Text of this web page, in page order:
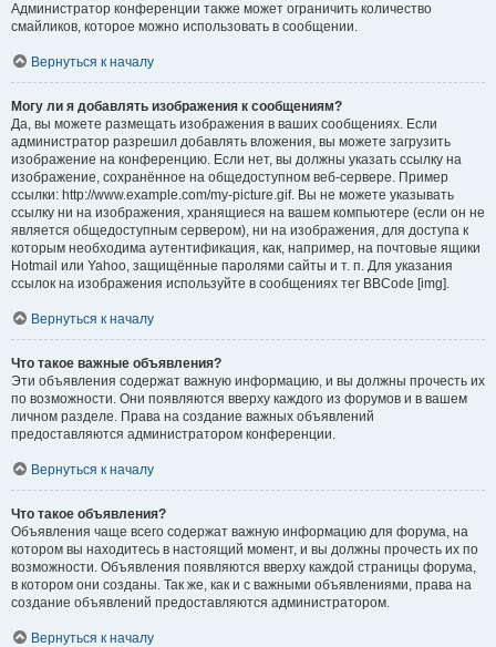
Администратор конференции также может ограничить количество
смайликов, которое можно использовать в сообщении.
Вернуться к началу
Могу ли я добавлять изображения к сообщениям?
Да, вы можете размещать изображения в ваших сообщениях. Если
администратор разрешил добавлять вложения, вы можете загрузить
изображение на конференцию. Если нет, вы должны указать ссылку на
изображение, сохранённое на общедоступном веб-сервере. Пример
ссылки: http://www.example.com/my-picture.gif. Вы не можете указывать
ссылку ни на изображения, хранящиеся на вашем компьютере (если он не
является общедоступным сервером), ни на изображения, для доступа к
которым необходима аутентификация, как, например, на почтовые ящики
Hotmail или Yahoo, защищённые паролями сайты и т. п. Для указания
ссылок на изображения используйте в сообщениях тег BBCode [img].
Вернуться к началу
Что такое важные объявления?
Эти объявления содержат важную информацию, и вы должны прочесть их
по возможности. Они появляются вверху каждого из форумов и в вашем
личном разделе. Права на создание важных объявлений
предоставляются администратором конференции.
Вернуться к началу
Что такое объявления?
Объявления чаще всего содержат важную информацию для форума, на
котором вы находитесь в настоящий момент, и вы должны прочесть их по
возможности. Объявления появляются вверху каждой страницы форума,
в котором они созданы. Так же, как и с важными объявлениями, права на
создание объявлений предоставляются администратором.
Вернуться к началу